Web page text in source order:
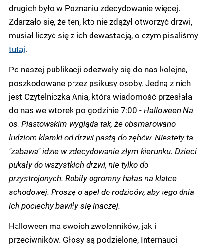
drugich było w Poznaniu zdecydowanie więcej.
Zdarzało się, że ten, kto nie zdążył otworzyć drzwi,
musiał liczyć się z ich dewastacją, o czym pisaliśmy
tutaj.
Po naszej publikacji odezwały się do nas kolejne,
poszkodowane przez psikusy osoby. Jedną z nich
jest Czytelniczka Ania, która wiadomość przesłała
do nas we wtorek po godzinie 7:00 -Halloween Na
os. Piastowskim wygląda tak, że obsmarowano
ludziom klamki od drzwi pastą do zębów. Niestety ta
"zabawa" idzie w zdecydowanie złym kierunku. Dzieci
pukały do wszystkich drzwi, nie tylko do
przystrojonych. Robiły ogromny hałas na klatce
schodowej. Proszę o apel do rodziców, aby tego dnia
ich pociechy bawiły się inaczej.
Halloween ma swoich zwolenników, jak i
przeciwników. Głosy są podzielone, Internauci